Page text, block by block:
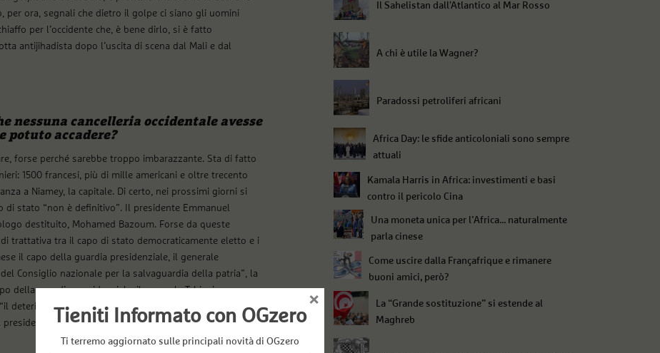
per ora, segnali che dietro il golpe ci siano gli uomini
per l’occidente che, è bene dirlo, si è fatto
antijihadista dopo l’uscita di scena dal Mali e dal
nessuna cancelleria occidentale avesse
potuto accadere?
forse perché sarebbe troppo imbarazzante. Sta di fatto
1500 francesi, più di mille americani e oltre trecento
a Niamey, la capitale. Di certo, nei prossimi giorni si
di stato “non è definitivo”. Il presidente Emmanuel
destituito, Mohamed Bazoum. Forse da queste
trattativa tra il capo di stato democraticamente eletto e i
il capo della guardia presidenziale, il generale
Consiglio nazionale per la salvaguardia della patria”, la
della guardia presidenziale, il generale Tchiani, nuovo
deterioramento della situazione della sicurezza” nel
Bazoum, a detta sua, voleva far credere che “va
Il Sahelistan dall'Atlantico al Mar Rosso
A chi è utile la Wagner?
Paradossi petroliferi africani
Africa Day: le sfide anticoloniali sono sempre
attuali
Kamala Harris in Africa: investimenti e basi
contro il pericolo Cina
Una moneta unica per l’Africa... naturalmente
parla cinese
Come uscire dalla Françafrique e rimanere
buoni amici, però?
La “Grande sostituzione” si estende al
Maghreb
Tieniti Informato con OGzero
Ti terremo aggiornato sulle principali novità di OGzero
×